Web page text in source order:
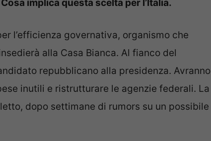
implica questa scelta per l’Italia.
l’efficienza governativa, organismo che
alla Casa Bianca. Al fianco del
repubblicano alla presidenza. Avranno
inutili e ristrutturare le agenzie federali. La
dopo settimane di rumors su un possibile